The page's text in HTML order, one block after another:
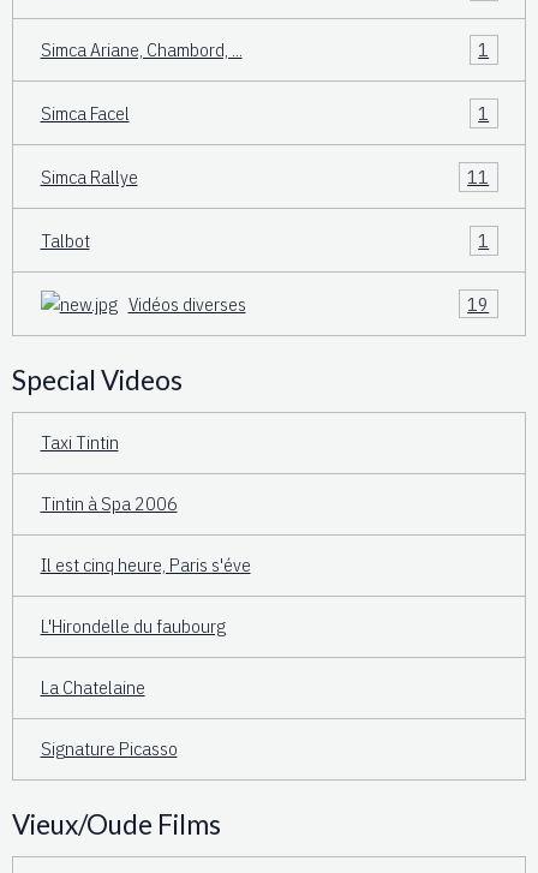
Simca Ariane, Chambord, ... 1
Simca Facel 1
Simca Rallye 11
Talbot 1
Vidéos diverses 19
Special Videos
Taxi Tintin
Tintin à Spa 2006
Il est cinq heure, Paris s'éve
L'Hirondelle du faubourg
La Chatelaine
Signature Picasso
Vieux/Oude Films